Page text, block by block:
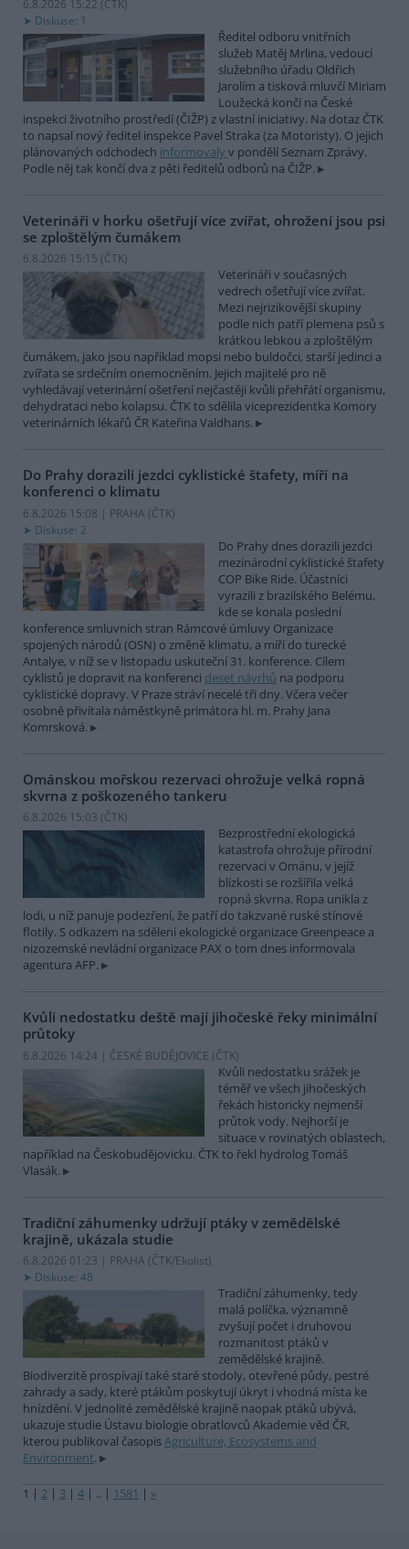
6.8.2026 15:22 (ČTK)
Diskuse: 1
Ředitel odboru vnitřních
služeb Matěj Mrlina, vedoucí
služebního úřadu Oldřich
Jarolím a tisková mluvčí Miriam
Loužecká končí na České
inspekci životního prostředí (ČIŽP) z vlastní iniciativy. Na dotaz ČTK
to napsal nový ředitel inspekce Pavel Straka (za Motoristy). O jejich
plánovaných odchodech informovaly v pondělí Seznam Zprávy.
Podle něj tak končí dva z pěti ředitelů odborů na ČIŽP.
Veterináři v horku ošetřují více zvířat, ohrožení jsou psi
se zploštělým čumákem
6.8.2026 15:15 (ČTK)
Veterináři v současných
vedrech ošetřují více zvířat.
Mezi nejrizikovější skupiny
podle nich patří plemena psů s
krátkou lebkou a zploštělým
čumákem, jako jsou například mopsi nebo buldočci, starší jedinci a
zvířata se srdečním onemocněním. Jejich majitelé pro ně
vyhledávají veterinární ošetření nejčastěji kvůli přehřátí organismu,
dehydrataci nebo kolapsu. ČTK to sdělila viceprezidentka Komory
veterinárních lékařů ČR Kateřina Valdhans.
Do Prahy dorazili jezdci cyklistické štafety, míří na
konferenci o klimatu
6.8.2026 15:08 | PRAHA (ČTK)
Diskuse: 2
Do Prahy dnes dorazili jezdci
mezinárodní cyklistické štafety
COP Bike Ride. Účastníci
vyrazili z brazilského Belému,
kde se konala poslední
konference smluvních stran Rámcové úmluvy Organizace
spojených národů (OSN) o změně klimatu, a míří do turecké
Antalye, v níž se v listopadu uskuteční 31. konference. Cílem
cyklistů je dopravit na konferenci deset návrhů na podporu
cyklistické dopravy. V Praze stráví necelé tři dny. Včera večer
osobně přivítala náměstkyně primátora hl. m. Prahy Jana
Komrsková.
Ománskou mořskou rezervaci ohrožuje velká ropná
skvrna z poškozeného tankeru
6.8.2026 15:03 (ČTK)
Bezprostřední ekologická
katastrofa ohrožuje přírodní
rezervaci v Ománu, v jejíž
blízkosti se rozšířila velká
ropná skvrna. Ropa unikla z
lodi, u níž panuje podezření, že patří do takzvané ruské stínové
flotily. S odkazem na sdělení ekologické organizace Greenpeace a
nizozemské nevládní organizace PAX o tom dnes informovala
agentura AFP.
Kvůli nedostatku deště mají jihočeské řeky minimální
průtoky
6.8.2026 14:24 | ČESKÉ BUDĚJOVICE (ČTK)
Kvůli nedostatku srážek je
téměř ve všech jihočeských
řekách historicky nejmenší
průtok vody. Nejhorší je
situace v rovinatých oblastech,
například na Českobudějovicku. ČTK to řekl hydrolog Tomáš
Vlasák.
Tradiční záhumenky udržují ptáky v zemědělské
krajině, ukázala studie
6.8.2026 01:23 | PRAHA (ČTK/Ekolist)
Diskuse: 48
Tradiční záhumenky, tedy
malá políčka, významně
zvyšují počet i druhovou
rozmanitost ptáků v
zemědělské krajině.
Biodiverzitě prospívají také staré stodoly, otevřené půdy, pestré
zahrady a sady, které ptákům poskytují úkryt i vhodná místa ke
hnízdění. V jednolité zemědělské krajině naopak ptáků ubývá,
ukazuje studie Ústavu biologie obratlovců Akademie věd ČR,
kterou publikoval časopisAgriculture, Ecosystems and
Environment.
1 | 2 | 3 | 4 | .. | 1581 | »